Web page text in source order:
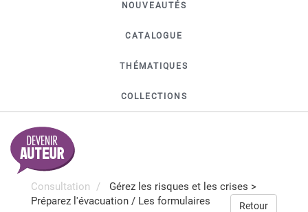
NOUVEAUTÉS
CATALOGUE
THÉMATIQUES
COLLECTIONS
Consultation Gérez les risques et les crises >
Préparez l'évacuation / Les formulaires Retour